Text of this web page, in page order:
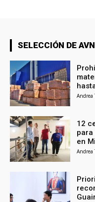
SELECCIÓN DE AVN
Andrea
12
en
Andrea